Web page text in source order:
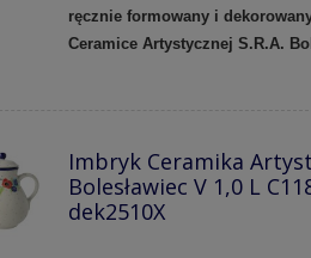
ręcznie formowany i
Ceramice Artystycznej S.R.A.
Imbryk Ceramika
Bolesławiec V 1,0 L
dek2510X